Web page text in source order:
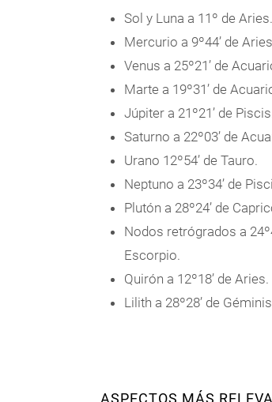
Sol y Luna a 11º de Aries.
Mercurio a 9º44’ de
Venus a 25º21’ de
Marte a 19º31’ de
Júpiter a 21º21’ de
Saturno a 22º03’ de
Urano 12º54’ de Tauro.
Neptuno a 23º34’ de
Plutón a 28º24’ de
Nodos retrógrados a
Escorpio.
Quirón a 12º18’ de Aries.
Lilith a 28º28’ de
ASPECTOS MÁS